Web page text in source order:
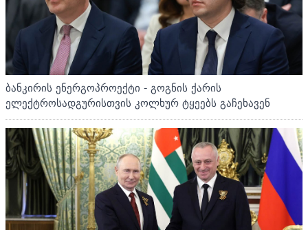
ბანკირის ენერგოპროექტი - გოგნის ქარის
ელექტროსადგურისთვის კოლხურ ტყეებს გაჩეხავენ